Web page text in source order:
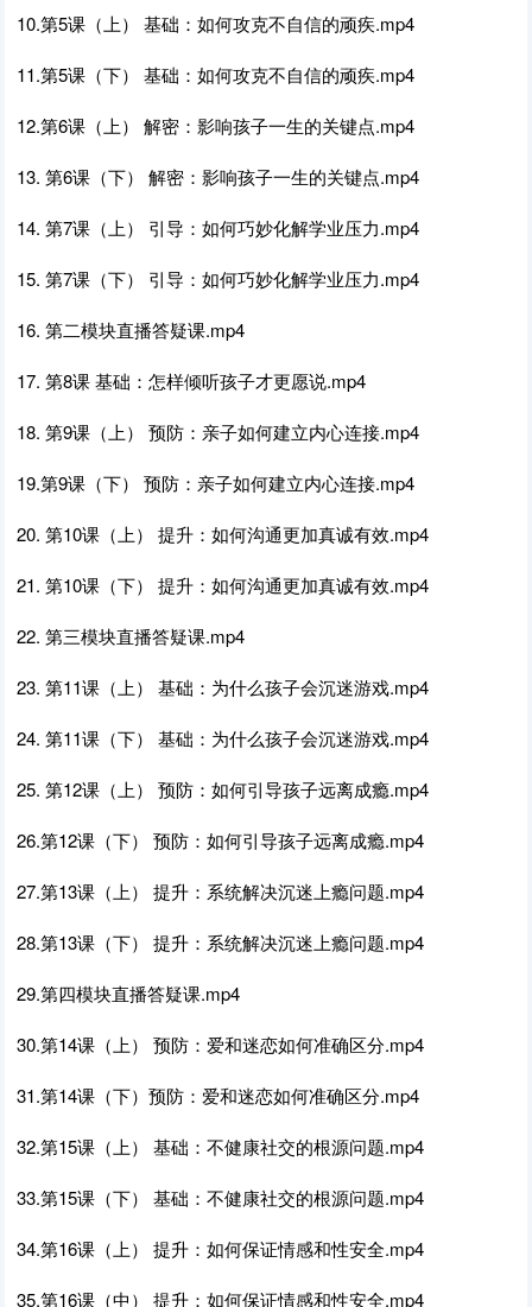
10.第5课（上） 基础：如何攻克不自信的顽疾.mp4
11.第5课（下） 基础：如何攻克不自信的顽疾.mp4
12.第6课（上） 解密：影响孩子一生的关键点.mp4
13. 第6课（下） 解密：影响孩子一生的关键点.mp4
14. 第7课（上） 引导：如何巧妙化解学业压力.mp4
15. 第7课（下） 引导：如何巧妙化解学业压力.mp4
16. 第二模块直播答疑课.mp4
17. 第8课 基础：怎样倾听孩子才更愿说.mp4
18. 第9课（上） 预防：亲子如何建立内心连接.mp4
19.第9课（下） 预防：亲子如何建立内心连接.mp4
20. 第10课（上） 提升：如何沟通更加真诚有效.mp4
21. 第10课（下） 提升：如何沟通更加真诚有效.mp4
22. 第三模块直播答疑课.mp4
23. 第11课（上） 基础：为什么孩子会沉迷游戏.mp4
24. 第11课（下） 基础：为什么孩子会沉迷游戏.mp4
25. 第12课（上） 预防：如何引导孩子远离成瘾.mp4
26.第12课（下） 预防：如何引导孩子远离成瘾.mp4
27.第13课（上） 提升：系统解决沉迷上瘾问题.mp4
28.第13课（下） 提升：系统解决沉迷上瘾问题.mp4
29.第四模块直播答疑课.mp4
30.第14课（上） 预防：爱和迷恋如何准确区分.mp4
31.第14课（下）预防：爱和迷恋如何准确区分.mp4
32.第15课（上） 基础：不健康社交的根源问题.mp4
33.第15课（下） 基础：不健康社交的根源问题.mp4
34.第16课（上） 提升：如何保证情感和性安全.mp4
35.第16课（中） 提升：如何保证情感和性安全.mp4